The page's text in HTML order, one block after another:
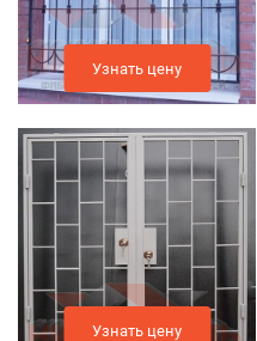
Узнать цену
Узнать цену